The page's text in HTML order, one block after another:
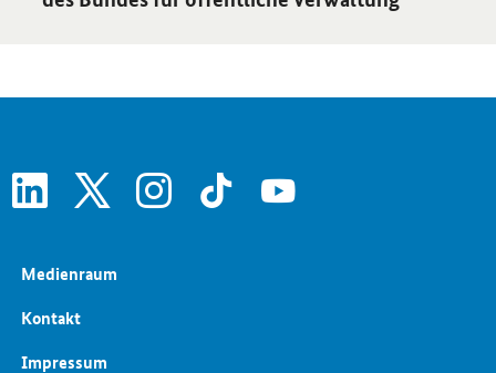
linkedin instagram tiktok youtube
Medienraum
Kontakt
Impressum